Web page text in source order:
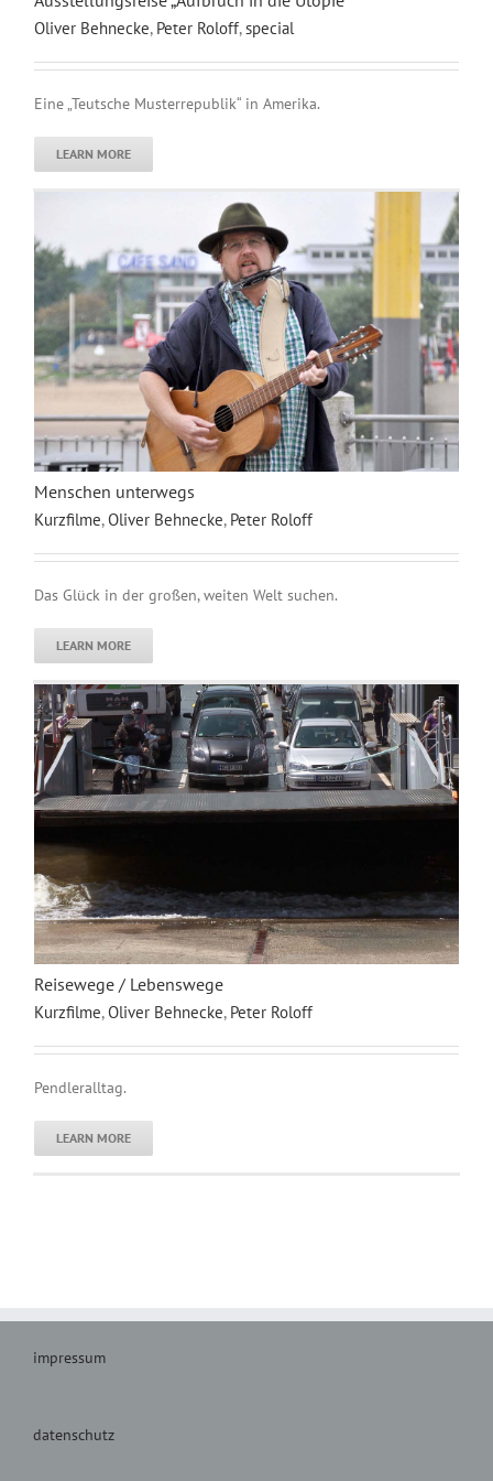
Oliver Behnecke, Peter Roloff, special
Eine „Teutsche Musterrepublik“ in Amerika.
LEARN MORE
Menschen unterwegs
Kurzfilme,Oliver Behnecke, Peter Roloff
Das Glück in der großen, weiten Welt suchen.
LEARN MORE
Reisewege / Lebenswege
Kurzfilme,Oliver Behnecke, Peter Roloff
Pendleralltag.
LEARN MORE
impressum
datenschutz